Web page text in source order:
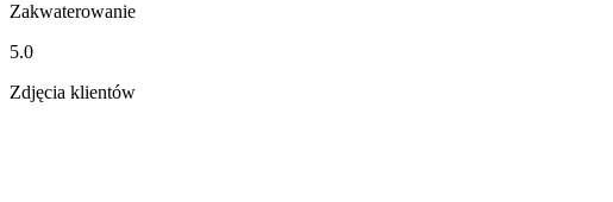
Zakwaterowanie
5.0
Zdjęcia klientów